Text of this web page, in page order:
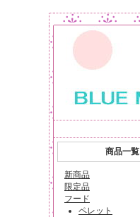
商品一覧
新商品
限定品
フード
ペレット